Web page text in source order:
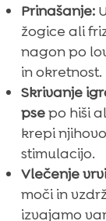
Prinašanje:
žogice ali
nagon po
in okretnost.
Skrivanje
psepo hiši
krepi
stimulacijo.
Vlečenje
moči in
izvajamo